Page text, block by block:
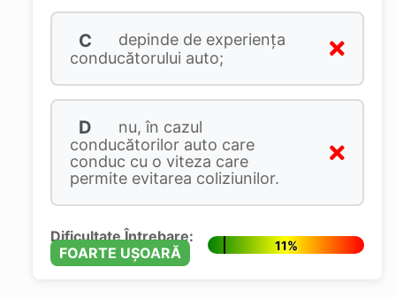
C
depinde de experienţa
conducătorului auto;
D
nu, în cazul
conducătorilor auto care
conduc cu o viteza care
permite evitarea coliziunilor.
Dificultate Întrebare:
FOARTE UȘOARĂ
11%